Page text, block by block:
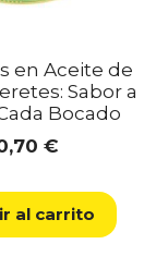
en Aceite de
Sabor a
Bocado
€
al carrito